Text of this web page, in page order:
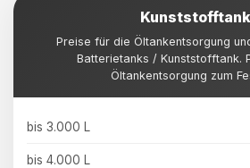
Preise für die Öltankentsorgung
Batterietanks / Kunststofftank.
Öltankentsorgung zum
bis 3.000 L
bis 4.000 L